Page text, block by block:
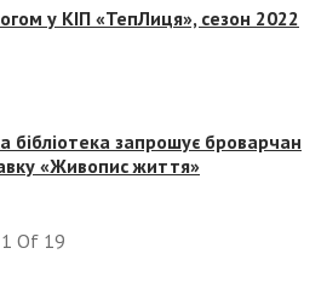
у КІП «ТепЛиця», сезон 2022
бібліотека запрошує броварчан
«Живопис життя»
1 Of 19